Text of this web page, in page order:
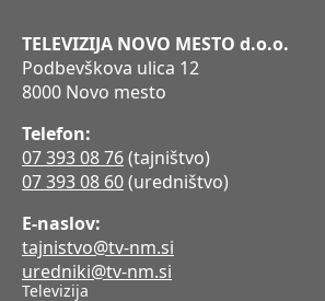
TELEVIZIJA NOVO MESTO d.o.o.
Podbevškova ulica 12
8000 Novo mesto
Telefon:
07 393 08 76(tajništvo)
07 393 08 60(uredništvo)
E-naslov:
tajnistvo@tv-nm.si
uredniki@tv-nm.si
Televizija